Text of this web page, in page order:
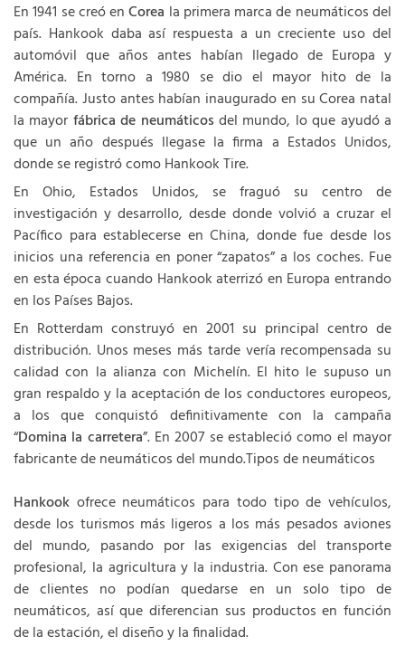
En 1941 se creó enCorea la primera marca de neumáticos del
país. Hankook daba así respuesta a un creciente uso del
automóvil que años antes habían llegado de Europa y
América. En torno a 1980 se dio el mayor hito de la
compañía. Justo antes habían inaugurado en su Corea natal
la mayor fábrica de neumáticos del mundo, lo que ayudó a
que un año después llegase la firma a Estados Unidos,
donde se registró como Hankook Tire.
En Ohio, Estados Unidos, se fraguó su centro de
investigación y desarrollo, desde donde volvió a cruzar el
Pacífico para establecerse en China, donde fue desde los
inicios una referencia en poner “zapatos” a los coches. Fue
en esta época cuando Hankook aterrizó en Europa entrando
en los Países Bajos.
En Rotterdam construyó en 2001 su principal centro de
distribución. Unos meses más tarde vería recompensada su
calidad con la alianza con Michelín. El hito le supuso un
gran respaldo y la aceptación de los conductores europeos,
a los que conquistó definitivamente con la campaña
“Domina la carretera”. En 2007 se estableció como el mayor
fabricante de neumáticos del mundo.Tipos de neumáticos
Hankook ofrece neumáticos para todo tipo de vehículos,
desde los turismos más ligeros a los más pesados aviones
del mundo, pasando por las exigencias del transporte
profesional, la agricultura y la industria. Con ese panorama
de clientes no podían quedarse en un solo tipo de
neumáticos, así que diferencian sus productos en función
de la estación, el diseño y la finalidad.